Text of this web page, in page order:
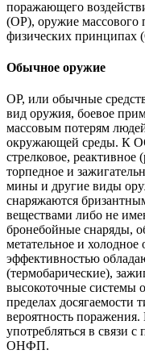
поражающего
(ОР), оружие
физических
Обычное оружие
ОР, или обычные
вид оружия, боевое
массовым потерям
окружающей среды. К
стрелковое, реактивное
торпедное и
мины и другие виды
снаряжаются
веществами либо не
бронебойные снаряды,
метательное и
эффективностью
(термобарические),
высокоточные системы
пределах досягаемости
вероятность
употребляться в связи
ОНФП.